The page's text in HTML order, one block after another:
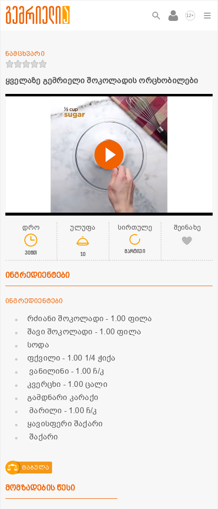
12+
ყველაზე გემრიელი შოკოლადის ორცხობილები
ნამცხვარი
დრო
30წთ
ულუფა
10
სირთულე
მარტივი
შეინახე
ინგრედიენტები
ინგრედიენტები
რძიანი შოკოლადი- 1.00 ფილა
შავი შოკოლადი - 1.00 ფილა
სოდა
ფქვილი- 1.00 1/4 ჭიქა
ვანილინი - 1.00 ჩ/კ
კვერცხი - 1.00 ცალი
გამდნარი კარაქი
მარილი - 1.00 ჩ/კ
ყავისფერი შაქარი
შაქარი
ტაბულა
მომზადების წესი